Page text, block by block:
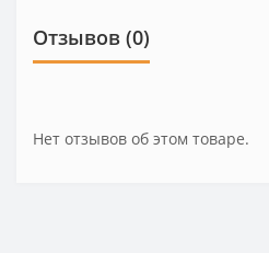
Отзывов (0)
Нет отзывов об этом товаре.